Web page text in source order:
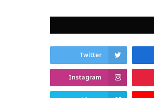
Twitter
Instagram